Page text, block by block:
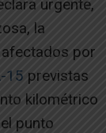
urgente,
la
por
15 previstas
kilométrico
punto